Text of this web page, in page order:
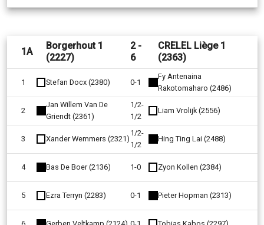
1A
Borgerhout 1
(2227)
2 -
6
CRELEL Liège 1
(2363)
1 Stefan Docx (2380) 0-1
Fy Antenaina
Rakotomaharo (2486)
2
Jan Willem Van De
Griendt (2361)
1/2-
1/2
Liam Vrolijk (2556)
3 Xander Wemmers (2321)
1/2-
1/2
Hing Ting Lai (2488)
4 Bas De Boer (2136) 1-0 Zyon Kollen (2384)
5 Ezra Terryn (2283) 0-1 Pieter Hopman (2313)